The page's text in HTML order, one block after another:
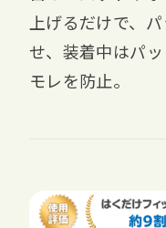
上げるだけで、
せ、装着中はパッ
モレを防止。